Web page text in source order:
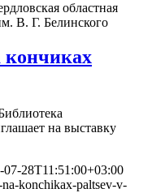
областная
В. Г. Белинского
на выставку
07-28T11:51:00+03:00
konchikax-paltsev-v-